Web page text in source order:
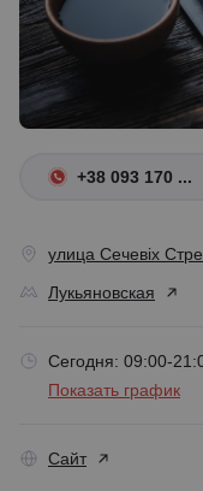
+38 093 170 ...
улица Сечевіх
Лукьяновская
Сегодня: 09:00-
Показать график
Сайт